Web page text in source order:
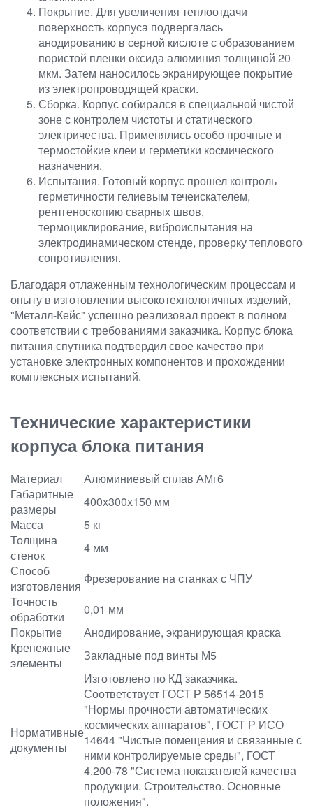
Покрытие. Для увеличения теплоотдачи
поверхность корпуса подвергалась
анодированию в серной кислоте с образованием
пористой пленки оксида алюминия толщиной 20
мкм. Затем наносилось экранирующее покрытие
из электропроводящей краски.
Сборка. Корпус собирался в специальной чистой
зоне с контролем чистоты и статического
электричества. Применялись особо прочные и
термостойкие клеи и герметики космического
назначения.
Испытания. Готовый корпус прошел контроль
герметичности гелиевым течеискателем,
рентгеноскопию сварных швов,
термоциклирование, виброиспытания на
электродинамическом стенде, проверку теплового
сопротивления.
Благодаря отлаженным технологическим процессам и
опыту в изготовлении высокотехнологичных изделий,
"Металл-Кейс" успешно реализовал проект в полном
соответствии с требованиями заказчика. Корпус блока
питания спутника подтвердил свое качество при
установке электронных компонентов и прохождении
комплексных испытаний.
Технические характеристики
корпуса блока питания
Материал
Алюминиевый сплав АМг6
Габаритные
размеры
400х300х150 мм
Масса
5 кг
Толщина
стенок
4 мм
Способ
изготовления Фрезерование на станках с ЧПУ
Точность
обработки
0,01 мм
Покрытие
Анодирование, экранирующая краска
Крепежные
элементы
Закладные под винты М5
Нормативные
документы
Изготовлено по КД заказчика.
Соответствует ГОСТ Р 56514-2015
"Нормы прочности автоматических
космических аппаратов", ГОСТ Р ИСО
14644 "Чистые помещения и связанные с
ними контролируемые среды", ГОСТ
4.200-78 "Система показателей качества
продукции. Строительство. Основные
положения".